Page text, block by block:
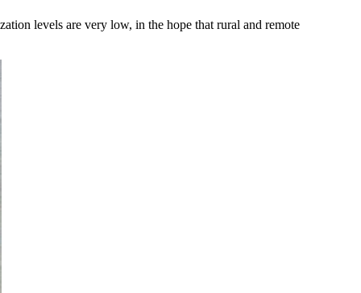
levels are very low, in the hope that rural and remote